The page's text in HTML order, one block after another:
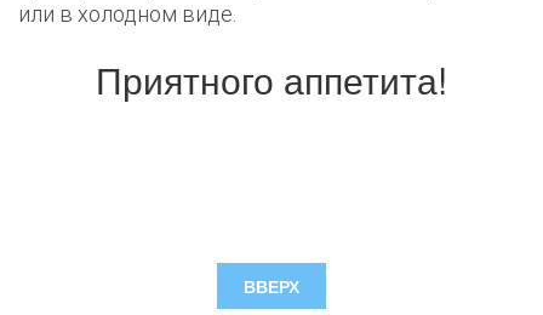
или в холодном виде.
Приятного аппетита!
ВВЕРХ